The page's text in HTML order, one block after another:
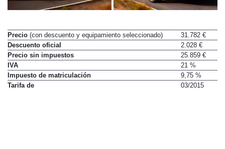
Precio(con descuento y equipamiento seleccionado)
31.782 €
Descuento oficial
2.028 €
Precio sin impuestos
25.859 €
IVA
21 %
Impuesto de matriculación
9,75 %